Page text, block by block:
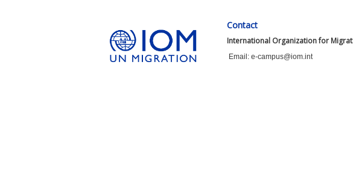
Contact
International Organization for
Email: e-campus@iom.int